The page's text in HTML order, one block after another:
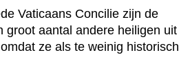
Vaticaans Concilie zijn de
groot aantal andere heiligen uit
ze als te weinig historisch